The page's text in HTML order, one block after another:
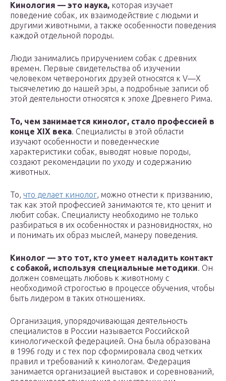
Кинология — это наука, которая изучает
поведение собак, их взаимодействие с людьми и
другими животными, а также особенности поведения
каждой отдельной породы.
Люди занимались приручением собак с древних
времен. Первые свидетельства об изучении
человеком четвероногих друзей относятся к V—X
тысячелетию до нашей эры, а подробные записи об
этой деятельности относятся к эпохе Древнего Рима.
То, чем занимается кинолог, стало профессией в
конце XIX века. Специалисты в этой области
изучают особенности и поведенческие
характеристики собак, выводят новые породы,
создают рекомендации по уходу и содержанию
животных.
То, что делает кинолог, можно отнести к призванию,
так как этой профессией занимаются те, кто ценит и
любит собак. Специалисту необходимо не только
разбираться в их особенностях и разновидностях, но
и понимать их образ мыслей, манеру поведения.
Кинолог — это тот, кто умеет наладить контакт
с собакой, используя специальные методики. Он
должен совмещать любовь к животному с
необходимой строгостью в процессе обучения, чтобы
быть лидером в таких отношениях.
Организация, упорядочивающая деятельность
специалистов в России называется Российской
кинологической федерацией. Она была образована
в 1996 году и с тех пор сформировала свод четких
правил и требований к кинологам. Федерация
занимается организацией выставок и соревнований,